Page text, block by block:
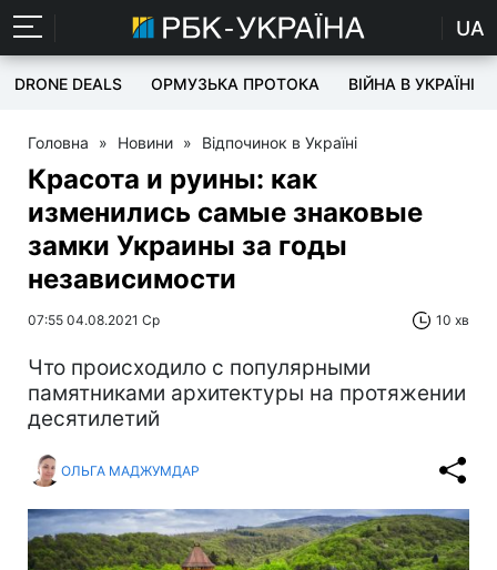
UA
DRONE DEALS ОРМУЗЬКА ПРОТОКА ВІЙНА В УКРАЇНІ
Головна » Новини » Відпочинок в Україні
Красота и руины: как
изменились самые знаковые
замки Украины за годы
независимости
07:55 04.08.2021 Ср 10 хв
Что происходило с популярными
памятниками архитектуры на протяжении
десятилетий
ОЛЬГА МАДЖУМДАР